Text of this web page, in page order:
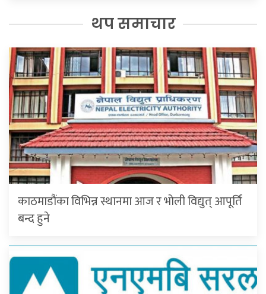
थप समाचार
काठमाडौंका विभिन्न स्थानमा आज र भोली विद्युत् आपूर्ति
बन्द हुने